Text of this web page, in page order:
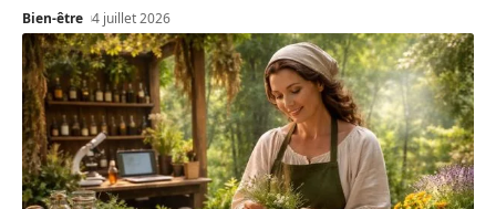
Bien-être 4 juillet 2026